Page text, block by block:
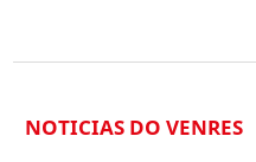
NOTICIAS DO VENRES